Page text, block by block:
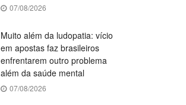
07/08/2026
Muito além da ludopatia: vício
em apostas faz brasileiros
enfrentarem outro problema
além da saúde mental
07/08/2026